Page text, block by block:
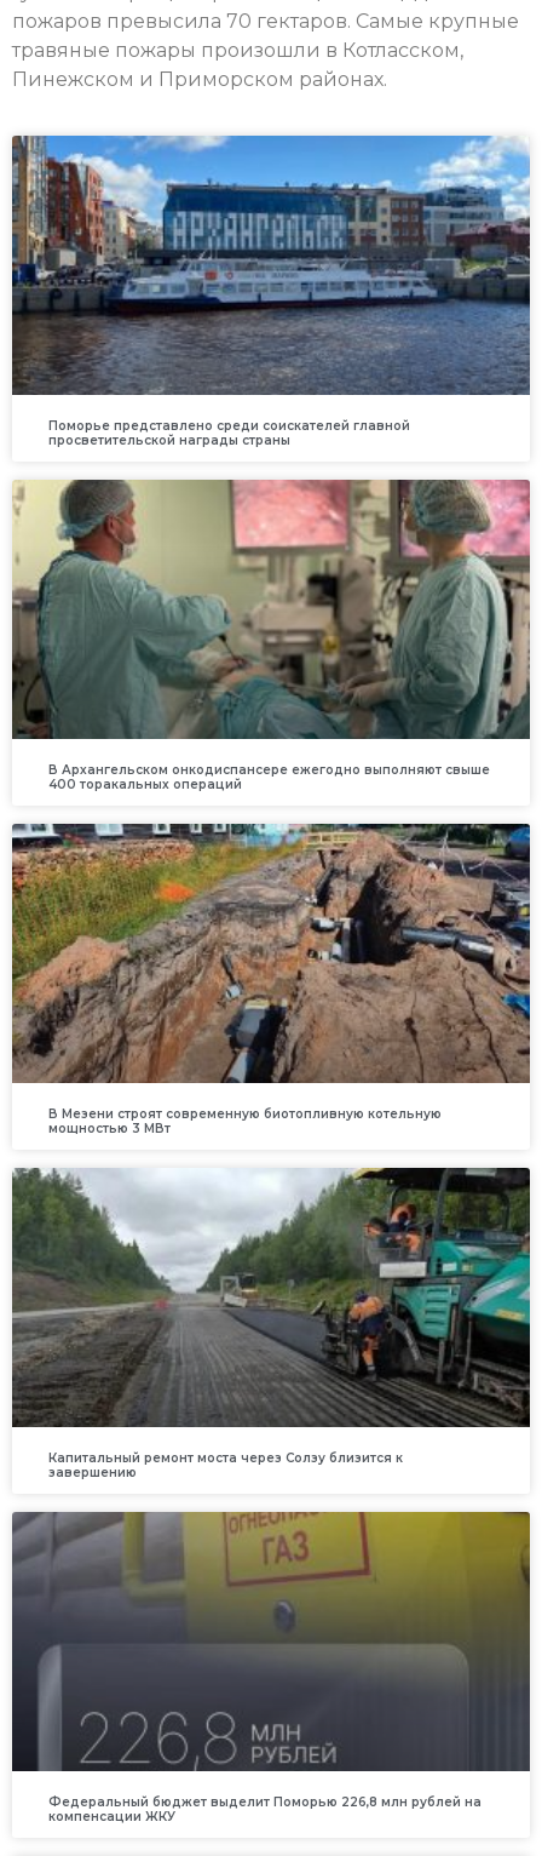
пожаров превысила 70 гектаров. Самые крупные
травяные пожары произошли в Котласском,
Пинежском и Приморском районах.
Поморье представлено среди соискателей главной
просветительской награды страны
В Архангельском онкодиспансере ежегодно выполняют свыше
400 торакальных операций
В Мезени строят современную биотопливную котельную
мощностью 3 МВт
Капитальный ремонт моста через Солзу близится к
завершению
Федеральный бюджет выделит Поморью 226,8 млн рублей на
компенсации ЖКУ